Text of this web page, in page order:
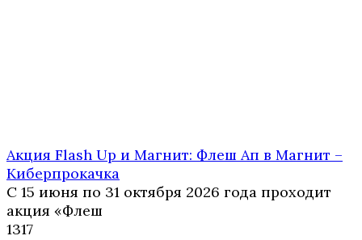
Акция Flash Up и Магнит: Флеш Ап в Магнит –
Киберпрокачка
С 15 июня по 31 октября 2026 года проходит
акция «Флеш
1317